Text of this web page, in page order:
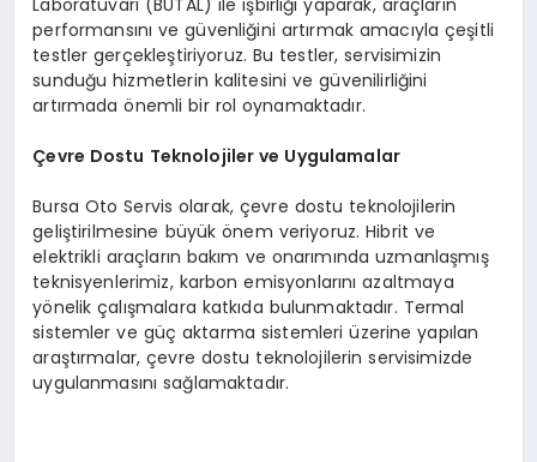
performansını ve güvenliğini artırmak amacıyla çeşitli
testler gerçekleştiriyoruz. Bu testler, servisimizin
sunduğu hizmetlerin kalitesini ve güvenilirliğini
artırmada önemli bir rol oynamaktadır​.
Çevre Dostu Teknolojiler ve Uygulamalar
Bursa Oto Servis olarak, çevre dostu teknolojilerin
geliştirilmesine büyük önem veriyoruz. Hibrit ve
elektrikli araçların bakım ve onarımında uzmanlaşmış
teknisyenlerimiz, karbon emisyonlarını azaltmaya
yönelik çalışmalara katkıda bulunmaktadır. Termal
sistemler ve güç aktarma sistemleri üzerine yapılan
araştırmalar, çevre dostu teknolojilerin servisimizde
uygulanmasını sağlamaktadır​.